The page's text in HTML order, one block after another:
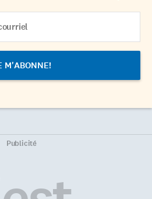
Publicité